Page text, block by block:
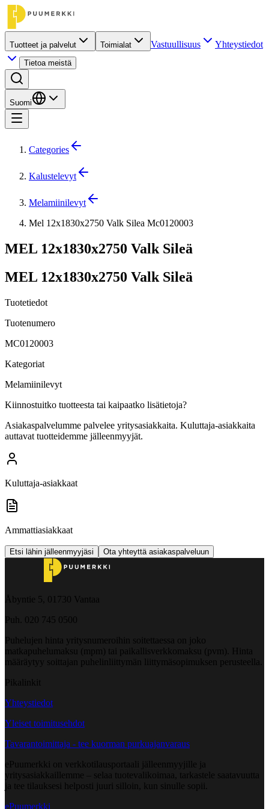
Tuotteet ja palvelut Toimialat Vastuullisuus Yhteystiedot
Tietoa meistä
Suomi
Categories
Kalustelevyt
Melamiinilevyt
Mel 12x1830x2750 Valk Silea Mc0120003
MEL 12x1830x2750 Valk Sileä
MEL 12x1830x2750 Valk Sileä
Tuotetiedot
Tuotenumero
MC0120003
Kategoriat
Melamiinilevyt
Kiinnostuitko tuotteesta tai kaipaatko lisätietoja?
Asiakaspalvelumme palvelee yritysasiakkaita. Kuluttaja-asiakkaita
auttavat tuotteidemme jälleenmyyjät.
Kuluttaja-asiakkaat
Ammattiasiakkaat
Etsi lähin jälleenmyyjäsi Ota yhteyttä asiakaspalveluun
Åbyntie 5, 01730 Vantaa
Puh. 020 745 0500
Puhelujen hinta yritysnumeroihin soitettaessa on joko
matkapuhelumaksu (mpm) tai paikallisverkkomaksu (pvm). Hinta
määräytyy soittajan puhelinliittymän liittymäsopimuksen perusteella.
Pikalinkit
Yhteystiedot
Yleiset toimitusehdot
Tavarantoimittaja - tee kuorman purkuajanvaraus
ePuumerkki on verkkotilausportaali jälleenmyyjille ja
yritysasiakkaillemme – selaa tuotevalikoimaa, tarkastele saatavuutta
ja tee tilauksesi helposti juuri silloin, kun sinulle sopii.
ePuumerkki